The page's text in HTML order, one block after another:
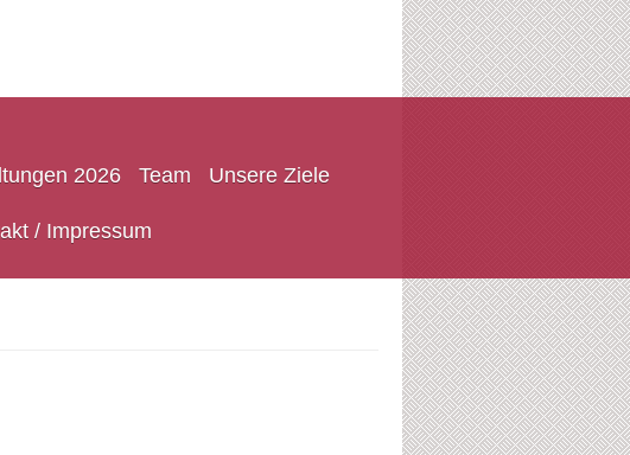
2026 Team Unsere Ziele
/ Impressum